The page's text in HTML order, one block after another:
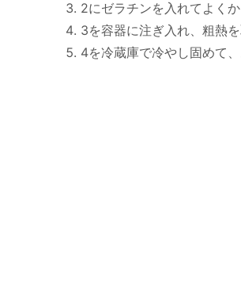
2にゼラチンを入れてよくか
3を容器に注ぎ入れ、粗熱を
4を冷蔵庫で冷やし固めて